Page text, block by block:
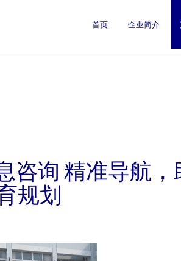
首页 企业简介
咨询 精准导航，
规划